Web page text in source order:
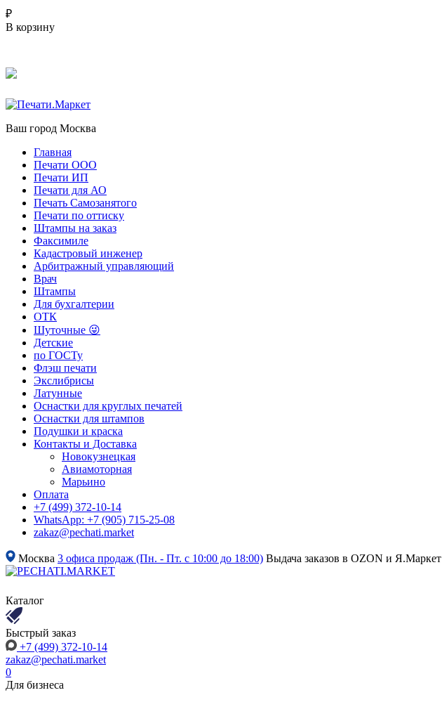
₽
В корзину
Ваш город Москва
Главная
Печати ООО
Печати ИП
Печати для АО
Печать Самозанятого
Печати по оттиску
Штампы на заказ
Факсимиле
Кадастровый инженер
Арбитражный управляющий
Врач
Штампы
Для бухгалтерии
ОТК
Шуточные 😜
Детские
по ГОСТу
Флэш печати
Экслибрисы
Латунные
Оснастки для круглых печатей
Оснастки для штампов
Подушки и краска
Контакты и Доставка
Новокузнецкая
Авиамоторная
Марьино
Оплата
+7 (499) 372-10-14
WhatsApp: +7 (905) 715-25-08
zakaz@pechati.market
Москва 3 офиса продаж (Пн. - Пт. с 10:00 до 18:00) Выдача заказов в OZON и Я.Маркет
Каталог
Быстрый заказ
+7 (499) 372-10-14
zakaz@pechati.market
0
Для бизнеса